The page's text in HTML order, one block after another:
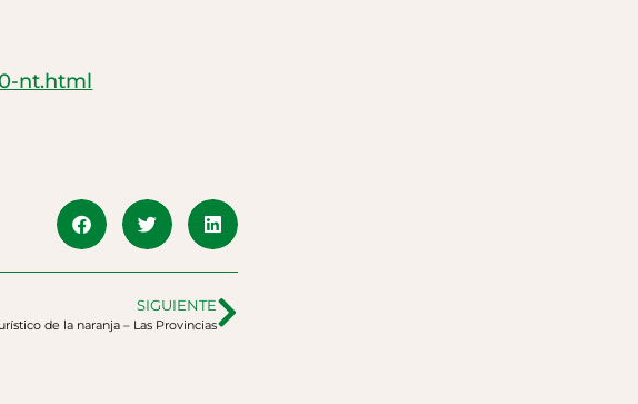
nt.html
SIGUIENTE
de la naranja – Las Provincias